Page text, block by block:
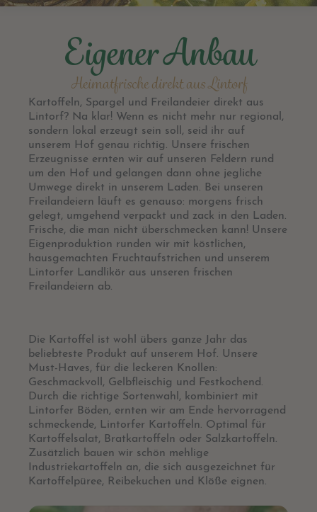
Eigener Anbau
Heimatfrische direkt aus Lintorf
Kartoffeln, Spargel und Freilandeier direkt aus
Lintorf? Na klar! Wenn es nicht mehr nur regional,
sondern lokal erzeugt sein soll, seid ihr auf
unserem Hof genau richtig. Unsere frischen
Erzeugnisse ernten wir auf unseren Feldern rund
um den Hof und gelangen dann ohne jegliche
Umwege direkt in unserem Laden. Bei unseren
Freilandeiern läuft es genauso: morgens frisch
gelegt, umgehend verpackt und zack in den Laden.
Frische, die man nicht überschmecken kann! Unsere
Eigenproduktion runden wir mit köstlichen,
hausgemachten Fruchtaufstrichen und unserem
Lintorfer Landlikör aus unseren frischen
Freilandeiern ab.
Die Kartoffel ist wohl übers ganze Jahr das
beliebteste Produkt auf unserem Hof. Unsere
Must-Haves, für die leckeren Knollen:
Geschmackvoll, Gelbfleischig und Festkochend.
Durch die richtige Sortenwahl, kombiniert mit
Lintorfer Böden, ernten wir am Ende hervorragend
schmeckende, Lintorfer Kartoffeln. Optimal für
Kartoffelsalat, Bratkartoffeln oder Salzkartoffeln.
Zusätzlich bauen wir schön mehlige
Industriekartoffeln an, die sich ausgezeichnet für
Kartoffelpüree, Reibekuchen und Klöße eignen.